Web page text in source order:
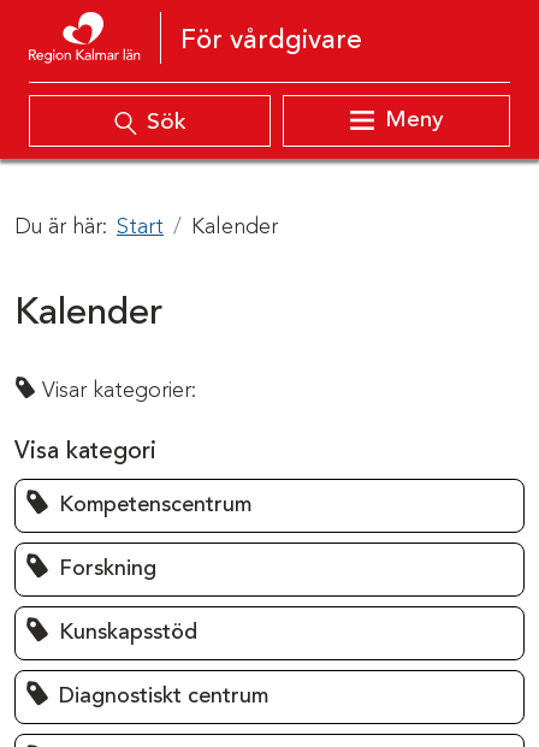
Hoppa till innehåll
För vårdgivare
Sök Meny
Du är här: Start Kalender
Kalender
Visar kategorier:
Visa kategori
Kompetenscentrum
Forskning
Kunskapsstöd
Diagnostiskt centrum